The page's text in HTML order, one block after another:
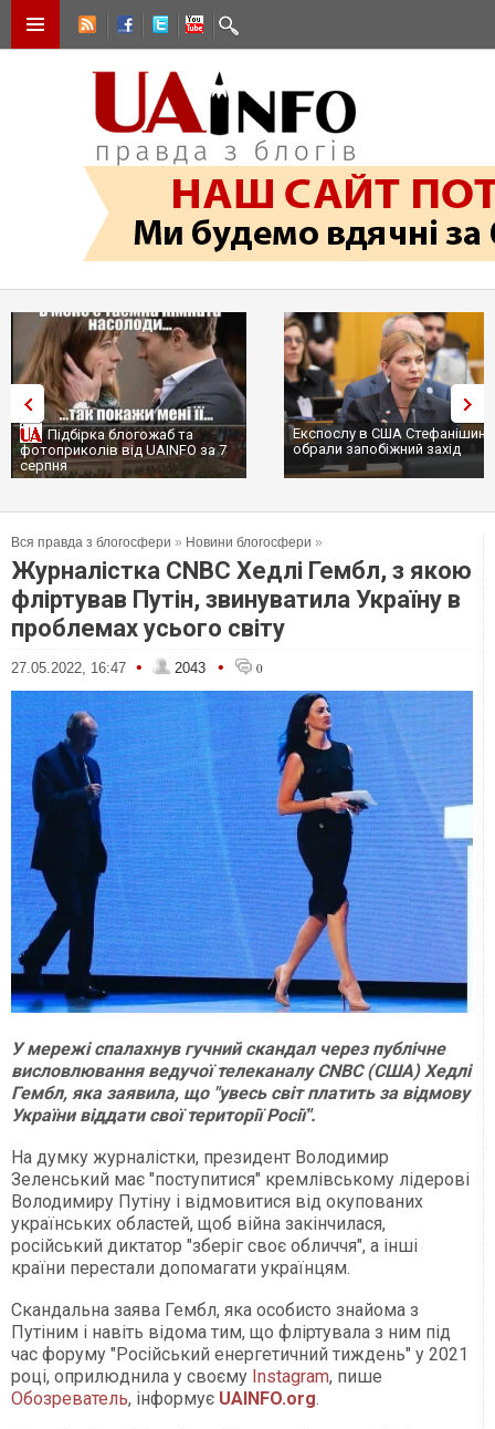
Експослу в США Стефанішиній
обрали запобіжний захід
Трамп не передасть Україні
сотні ракет до Patriot, бо у
Вся правда з блогосфери » Новини блогосфери »
Журналістка CNBC Хедлі Гембл, з якою
фліртував Путін, звинуватила Україну в
проблемах усього світу
27.05.2022, 16:47 • 2043 • 0
У мережі спалахнув гучний скандал через публічне
висловлювання ведучої телеканалу CNBC (США) Хедлі
Гембл, яка заявила, що "увесь світ платить за відмову
України віддати свої території Росії".
На думку журналістки, президент Володимир
Зеленський має "поступитися" кремлівському лідерові
Володимиру Путіну і відмовитися від окупованих
українських областей, щоб війна закінчилася,
російський диктатор "зберіг своє обличчя", а інші
країни перестали допомагати українцям.
Скандальна заява Гембл, яка особисто знайома з
Путіним і навіть відома тим, що фліртувала з ним під
час форуму "Російський енергетичний тиждень" у 2021
році, оприлюднила у своєму Instagram, пише
Обозреватель, інформує UAINFO.org.